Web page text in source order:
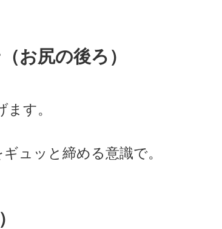
お尻の後ろ）
す。
ュッと締める意識で。